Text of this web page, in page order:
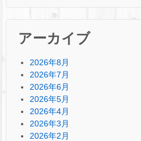
アーカイブ
2026年8月
2026年7月
2026年6月
2026年5月
2026年4月
2026年3月
2026年2月